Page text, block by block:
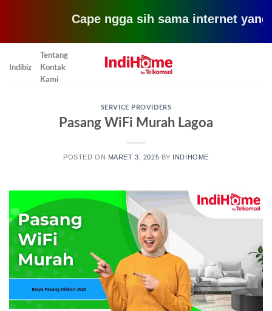
Cape ngga sih sama internet yang
Indibiz
Tentang
Kontak
Kami
SERVICE PROVIDERS
Pasang WiFi Murah Lagoa
POSTED ON MARET 3, 2025 BY INDIHOME